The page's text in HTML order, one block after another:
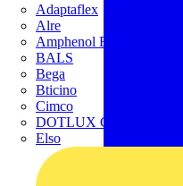
Adaptaflex
Alre
Amphenol FTG
BALS
Bega
Bticino
Cimco
DOTLUX GmbH
Elso